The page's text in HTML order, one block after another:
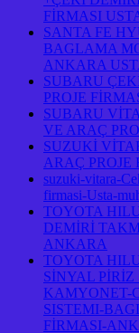
FİRMASI
SANTA FE
BAGLAMA
ANKARA
SUBARU
PROJE
SUBARU
VE ARAÇ
SUZUKİ
ARAÇ
suzuki-vitara-
firmasi-Usta-
TOYOTA
DEMİRİ
ANKARA
TOYOTA
SİNYAL
KAMYONET-
SISTEMI-
FİRMASI-